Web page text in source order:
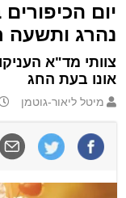
יום
נהרג ותשעה
אונו בעת החג
מיטל ליאור-גוטמן